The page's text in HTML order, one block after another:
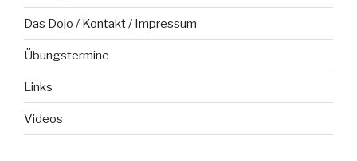
Das Dojo / Kontakt / Impressum
Übungstermine
Links
Videos